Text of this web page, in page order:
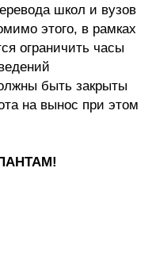
школ и вузов
этого, в рамках
ограничить часы
быть закрыты
на вынос при этом